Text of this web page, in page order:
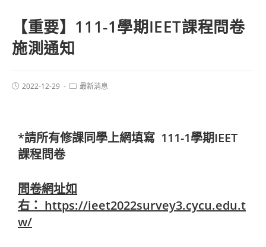
【重要】111-1學期IEET課程問卷
施測通知
2022-12-29 最新消息
*請所有修課同學上網填寫 111-1學期IEET
課程問卷
問卷網址如
右： https://ieet2022survey3.cycu.edu.t
w/